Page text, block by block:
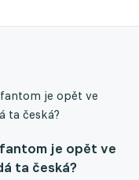
je opět ve
ta česká?
je opět ve
ta česká?